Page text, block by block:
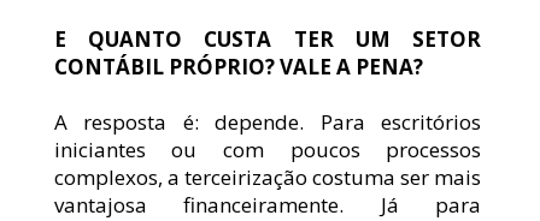
E QUANTO CUSTA TER UM SETOR
CONTÁBIL PRÓPRIO? VALE A PENA?
A resposta é: depende. Para escritórios
iniciantes ou com poucos processos
complexos, a terceirização costuma ser mais
vantajosa financeiramente. Já para